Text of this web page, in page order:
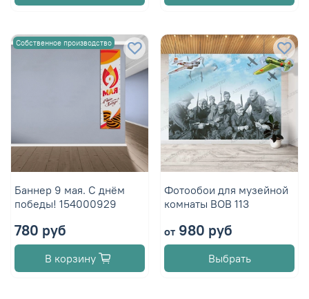
Собственное производство
Баннер 9 мая. С днём
победы! 154000929
780 руб
В корзину
Фотообои для музейной
комнаты ВОВ 113
от980 руб
Выбрать